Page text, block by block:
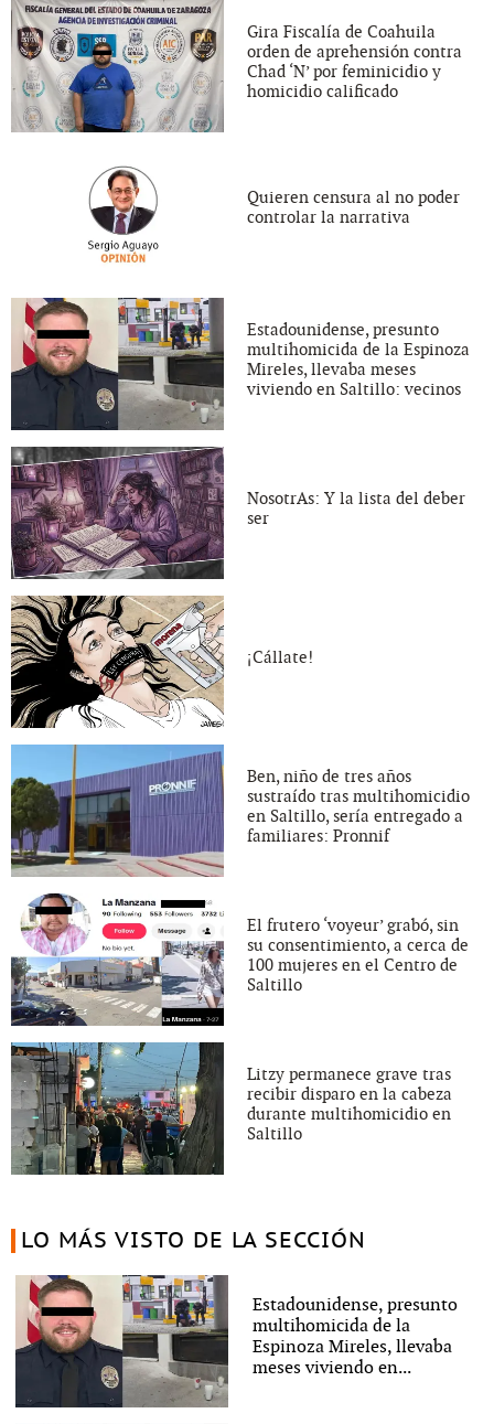
Gira Fiscalía de Coahuila
orden de aprehensión contra
Chad ‘N’ por feminicidio y
homicidio calificado
Quieren censura al no poder
controlar la narrativa
Estadounidense, presunto
multihomicida de la Espinoza
Mireles, llevaba meses
viviendo en Saltillo: vecinos
NosotrAs: Y la lista del deber
ser
¡Cállate!
Ben, niño de tres años
sustraído tras multihomicidio
en Saltillo, sería entregado a
familiares: Pronnif
El frutero ‘voyeur’ grabó, sin
su consentimiento, a cerca de
100 mujeres en el Centro de
Saltillo
Litzy permanece grave tras
recibir disparo en la cabeza
durante multihomicidio en
Saltillo
LO MÁS VISTO DE LA SECCIÓN
Estadounidense, presunto
multihomicida de la
Espinoza Mireles, llevaba
meses viviendo en...